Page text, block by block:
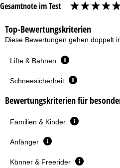
Gesamtnote im Test
Top-Bewertungskriterien
Diese Bewertungen gehen doppelt
Lifte & Bahnen
Schneesicherheit
Bewertungskriterien für
Familien & Kinder
Anfänger
Könner & Freerider